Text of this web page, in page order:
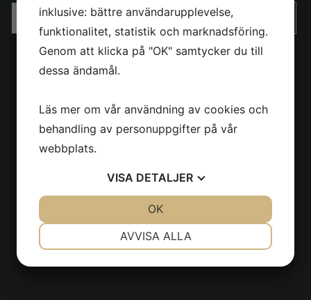
RING OSS IDAG! SE VÅRT SORTIMENT
inklusive: bättre användarupplevelse,
funktionalitet, statistik och marknadsföring.
Genom att klicka på "OK" samtycker du till
dessa ändamål.
Läs mer om vår användning av cookies och
behandling av personuppgifter på vår
webbplats.
VISA DETALJER
AVVISA ALLA
OK